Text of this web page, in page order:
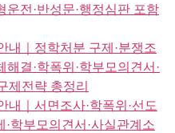
운전·반성문·행정심판 포함
내｜정학처분 구제·분쟁조
해결·학폭위·학부모의견서·
제전략 총정리
내｜서면조사·학폭위·선도
·학부모의견서·사실관계소